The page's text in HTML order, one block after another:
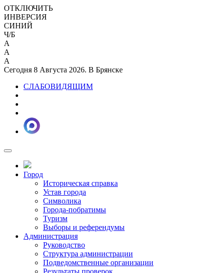
ОТКЛЮЧИТЬ
ИНВЕРСИЯ
СИНИЙ
Ч/Б
A
A
A
Сегодня 8 Августа 2026. В Брянске
СЛАБОВИДЯЩИМ
Город
Историческая справка
Устав города
Символика
Города-побратимы
Туризм
Выборы и референдумы
Администрация
Руководство
Структура администрации
Подведомственные организации
Результаты проверок